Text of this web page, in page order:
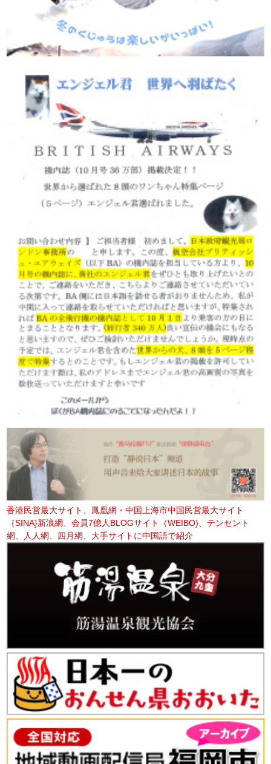
香港民営最大サイト、鳳凰網・中国上海市中国民営最大サイト
｛SINA}新浪網、会員7億人BLOGサイト（WEIBO)、テンセント
網、人人網、四月網、大手サイトに中国語で紹介